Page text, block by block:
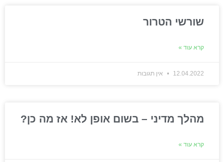
שורשי הטרור
קרא עוד »
12.04.2022 אין תגובות
מהלך מדיני – בשום אופן לא! אז מה כן?
קרא עוד »